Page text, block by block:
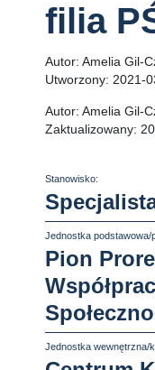
filia
Autor: Amelia Gil-
Utworzony: 2021-
Autor: Amelia Gil-
Zaktualizowany:
Stanowisko:
Jednostka podstawowa/
Pion
Jednostka wewnętrzna/